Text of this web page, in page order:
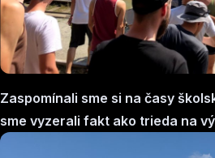
Zaspomínali sme si na časy
sme vyzerali fakt ako trieda na